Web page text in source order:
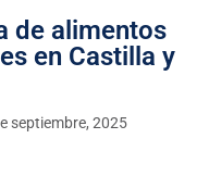
de alimentos
en Castilla y
septiembre, 2025